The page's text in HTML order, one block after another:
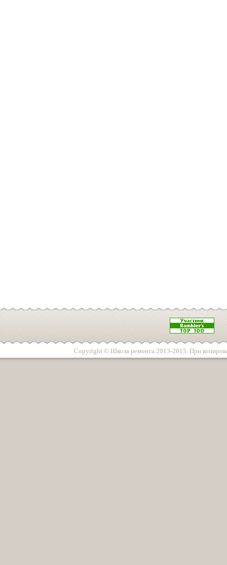
Copyright © Школа ремонта 2013-2015. При